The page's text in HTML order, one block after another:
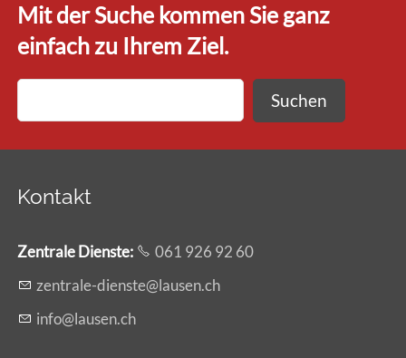
Mit der Suche kommen Sie ganz
einfach zu Ihrem Ziel.
Suchen
Kontakt
Zentrale Dienste:
061 926 92 60
z ntr l -d nst l s nch
nf
l s nch